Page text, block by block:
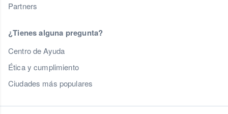
Partners
¿Tienes alguna pregunta?
Centro de Ayuda
Ética y cumplimiento
Ciudades más populares